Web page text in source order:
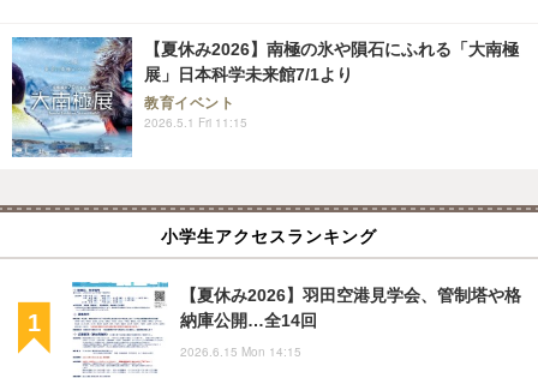
【夏休み2026】南極の氷や隕石にふれる「大南極
展」日本科学未来館7/1より
教育イベント
2026.5.1 Fri 11:15
小学生アクセスランキング
【夏休み2026】羽田空港見学会、管制塔や格
納庫公開…全14回
2026.6.15 Mon 14:15